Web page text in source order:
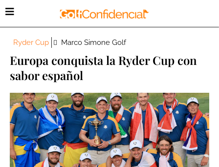
Ryder Cup Marco Simone Golf
Europa conquista la Ryder Cup con
sabor español